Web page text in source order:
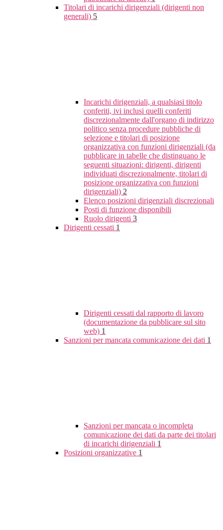
Titolari di incarichi dirigenziali (dirigenti non
generali) 5
Incarichi dirigenziali, a qualsiasi titolo
conferiti, ivi inclusi quelli conferiti
discrezionalmente dall'organo di indirizzo
politico senza procedure pubbliche di
selezione e titolari di posizione
organizzativa con funzioni dirigenziali (da
pubblicare in tabelle che distinguano le
seguenti situazioni: dirigenti, dirigenti
individuati discrezionalmente, titolari di
posizione organizzativa con funzioni
dirigenziali) 2
Elenco posizioni dirigenziali discrezionali
Posti di funzione disponibili
Ruolo dirigenti 3
Dirigenti cessati 1
Dirigenti cessati dal rapporto di lavoro
(documentazione da pubblicare sul sito
web) 1
Sanzioni per mancata comunicazione dei dati 1
Sanzioni per mancata o incompleta
comunicazione dei dati da parte dei titolari
di incarichi dirigenziali 1
Posizioni organizzative 1